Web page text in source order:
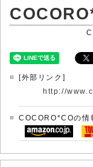
[外部リンク]
http://
COCORO*COの情